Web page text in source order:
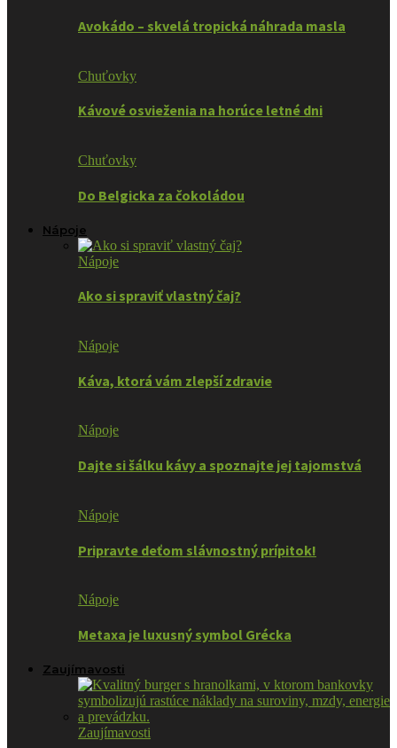
Avokádo – skvelá tropická náhrada masla
Chuťovky
Kávové osvieženia na horúce letné dni
Chuťovky
Do Belgicka za čokoládou
Nápoje
Nápoje
Ako si spraviť vlastný čaj?
Nápoje
Káva, ktorá vám zlepší zdravie
Nápoje
Dajte si šálku kávy a spoznajte jej tajomstvá
Nápoje
Pripravte deťom slávnostný prípitok!
Nápoje
Metaxa je luxusný symbol Grécka
Zaujímavosti
Zaujímavosti